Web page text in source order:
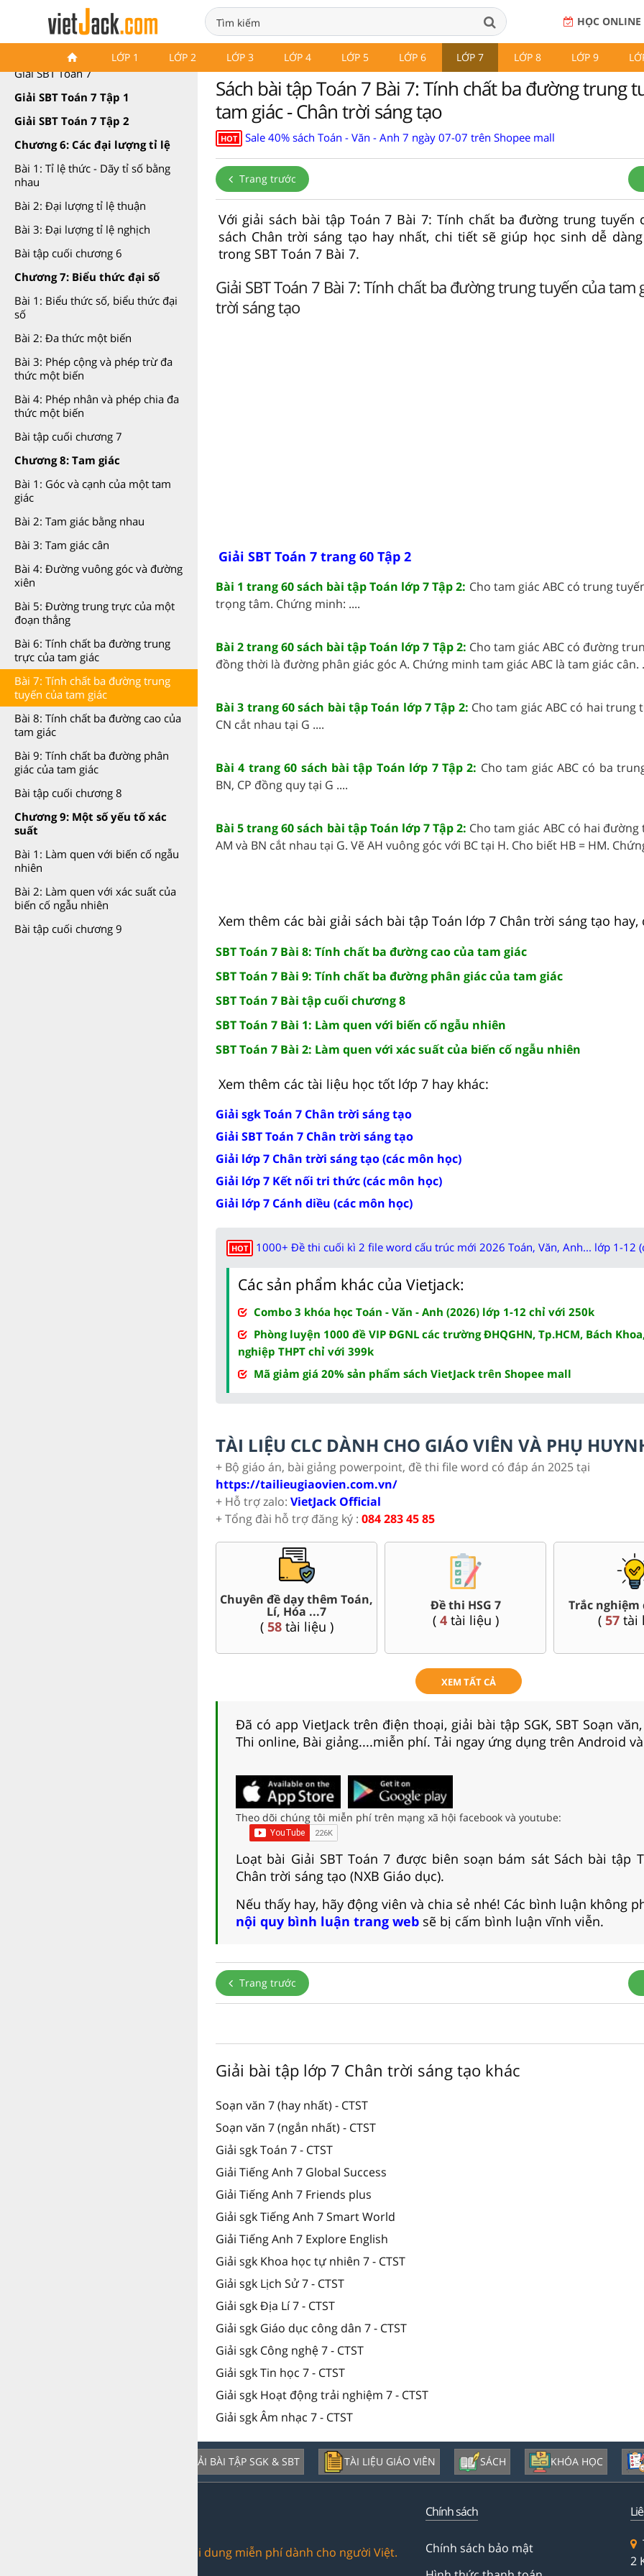
HỌC ONLINE
LỚP 1 LỚP 2 LỚP 3 LỚP 4 LỚP 5 LỚP 6 LỚP 7 LỚP 8 LỚP 9
SBT Toán 7 Chân trời sáng tạo
Giải SBT Toán 7
Giải SBT Toán 7 Tập 1
Giải SBT Toán 7 Tập 2
Chương 6: Các đại lượng tỉ lệ
Bài 1: Tỉ lệ thức - Dãy tỉ số bằng
nhau
Bài 2: Đại lượng tỉ lệ thuận
Bài 3: Đại lượng tỉ lệ nghịch
Bài tập cuối chương 6
Chương 7: Biểu thức đại số
Bài 1: Biểu thức số, biểu thức đại
số
Bài 2: Đa thức một biến
Bài 3: Phép cộng và phép trừ đa
thức một biến
Bài 4: Phép nhân và phép chia đa
thức một biến
Bài tập cuối chương 7
Chương 8: Tam giác
Bài 1: Góc và cạnh của một tam
giác
Bài 2: Tam giác bằng nhau
Bài 3: Tam giác cân
Bài 4: Đường vuông góc và đường
xiên
Bài 5: Đường trung trực của một
đoạn thẳng
Bài 6: Tính chất ba đường trung
trực của tam giác
Bài 7: Tính chất ba đường trung
tuyến của tam giác
Bài 8: Tính chất ba đường cao của
tam giác
Bài 9: Tính chất ba đường phân
giác của tam giác
Bài tập cuối chương 8
Chương 9: Một số yếu tố xác
suất
Bài 1: Làm quen với biến cố ngẫu
nhiên
Bài 2: Làm quen với xác suất của
biến cố ngẫu nhiên
Bài tập cuối chương 9
Sách bài tập Toán 7 Bài 7: Tính chất ba đường trung
tam giác - Chân trời sáng tạo
HOT Sale 40% sách Toán - Văn - Anh 7 ngày 07-07 trên Shopee mall
Trang trước
Với giải sách bài tập Toán 7 Bài 7: Tính chất ba đường trung tuyến
sách Chân trời sáng tạo hay nhất, chi tiết sẽ giúp học sinh dễ
trong SBT Toán 7 Bài 7.
Giải SBT Toán 7 Bài 7: Tính chất ba đường trung tuyến của tam
trời sáng tạo
Giải SBT Toán 7 trang 60 Tập 2
Bài 1 trang 60 sách bài tập Toán lớp 7 Tập 2: Cho tam giác ABC có trung
trọng tâm. Chứng minh: ....
Bài 2 trang 60 sách bài tập Toán lớp 7 Tập 2: Cho tam giác ABC có đường
đồng thời là đường phân giác góc A. Chứng minh tam giác ABC là tam giác cân.
Bài 3 trang 60 sách bài tập Toán lớp 7 Tập 2: Cho tam giác ABC có hai trung
CN cắt nhau tại G ....
Bài 4 trang 60 sách bài tập Toán lớp 7 Tập 2: Cho tam giác ABC có ba
BN, CP đồng quy tại G ....
Bài 5 trang 60 sách bài tập Toán lớp 7 Tập 2: Cho tam giác ABC có hai
AM và BN cắt nhau tại G. Vẽ AH vuông góc với BC tại H. Cho biết HB = HM.
Xem thêm các bài giải sách bài tập Toán lớp 7 Chân trời sáng tạo hay,
SBT Toán 7 Bài 8: Tính chất ba đường cao của tam giác
SBT Toán 7 Bài 9: Tính chất ba đường phân giác của tam giác
SBT Toán 7 Bài tập cuối chương 8
SBT Toán 7 Bài 1: Làm quen với biến cố ngẫu nhiên
SBT Toán 7 Bài 2: Làm quen với xác suất của biến cố ngẫu nhiên
Xem thêm các tài liệu học tốt lớp 7 hay khác:
Giải sgk Toán 7 Chân trời sáng tạo
Giải SBT Toán 7 Chân trời sáng tạo
Giải lớp 7 Chân trời sáng tạo (các môn học)
Giải lớp 7 Kết nối tri thức (các môn học)
Giải lớp 7 Cánh diều (các môn học)
HOT 1000+ Đề thi cuối kì 2 file word cấu trúc mới 2026 Toán, Văn, Anh... lớp 1-12
Các sản phẩm khác của Vietjack:
Combo 3 khóa học Toán - Văn - Anh (2026) lớp 1-12 chỉ với 250k
Phòng luyện 1000 đề VIP ĐGNL các trường ĐHQGHN, Tp.HCM, Bách
nghiệp THPT chỉ với 399k
Mã giảm giá 20% sản phẩm sách VietJack trên Shopee mall
TÀI LIỆU CLC DÀNH CHO GIÁO VIÊN VÀ PHỤ
+ Bộ giáo án, bài giảng powerpoint, đề thi file word có đáp án 2025 tại
https://tailieugiaovien.com.vn/
+ Hỗ trợ zalo: VietJack Official
+ Tổng đài hỗ trợ đăng ký : 084 283 45 85
Chuyên đề dạy thêm Toán,
Lí, Hóa ...7
( 58tài liệu )
Đề thi HSG 7
( 4tài liệu )
Trắc nghiệm
( 57tài
XEM TẤT CẢ
Đã có app VietJack trên điện thoại, giải bài tập SGK, SBT Soạn
Thi online, Bài giảng....miễn phí. Tải ngay ứng dụng trên Android và
Theo dõi chúng tôi miễn phí trên mạng xã hội facebook và youtube:
Loạt bài Giải SBT Toán 7 được biên soạn bám sát Sách bài tập
Chân trời sáng tạo (NXB Giáo dục).
Nếu thấy hay, hãy động viên và chia sẻ nhé! Các bình luận không
nội quy bình luận trang web sẽ bị cấm bình luận vĩnh viễn.
Trang trước
Giải bài tập lớp 7 Chân trời sáng tạo khác
Soạn văn 7 (hay nhất) - CTST
Soạn văn 7 (ngắn nhất) - CTST
Giải sgk Toán 7 - CTST
Giải Tiếng Anh 7 Global Success
Giải Tiếng Anh 7 Friends plus
Giải sgk Tiếng Anh 7 Smart World
Giải Tiếng Anh 7 Explore English
Giải sgk Khoa học tự nhiên 7 - CTST
Giải sgk Lịch Sử 7 - CTST
Giải sgk Địa Lí 7 - CTST
Giải sgk Giáo dục công dân 7 - CTST
Giải sgk Công nghệ 7 - CTST
Giải sgk Tin học 7 - CTST
Giải sgk Hoạt động trải nghiệm 7 - CTST
Giải sgk Âm nhạc 7 - CTST
GIẢI BÀI TẬP SGK & SBT TÀI LIỆU GIÁO VIÊN SÁCH KHÓA HỌC
Trang web chia sẻ nội dung miễn phí dành cho người Việt.
Chính sách
Chính sách bảo mật
2